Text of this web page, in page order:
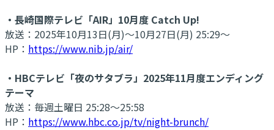
・長崎国際テレビ「AIR」10月度 Catch Up!
放送：2025年10月13日(月)～10月27日(月) 25:29～
HP： https://www.nib.jp/air/
・HBCテレビ「夜のサタブラ」2025年11月度エンディング
テーマ
放送：毎週土曜日 25:28〜25:58
HP： https://www.hbc.co.jp/tv/night-brunch/